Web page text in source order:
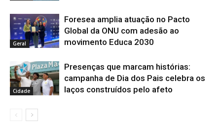
Geral
Foresea amplia atuação no Pacto
Global da ONU com adesão ao
movimento Educa 2030
Cidade
Presenças que marcam histórias:
campanha de Dia dos Pais celebra os
laços construídos pelo afeto